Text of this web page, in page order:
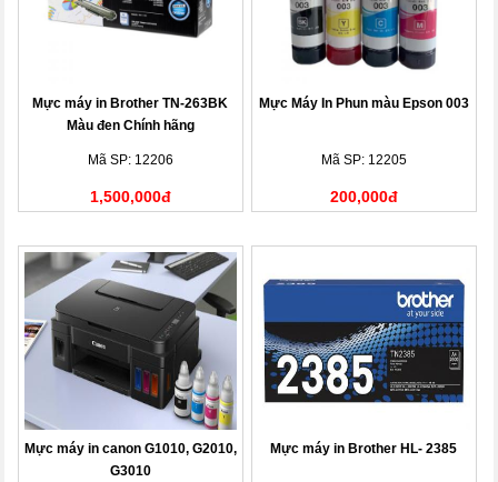
Mực máy in Brother TN-263BK
Màu đen Chính hãng
Mã SP: 12206
1,500,000đ
Mực Máy In Phun màu Epson 003
Mã SP: 12205
200,000đ
Mực máy in canon G1010, G2010,
G3010
Mực máy in Brother HL- 2385